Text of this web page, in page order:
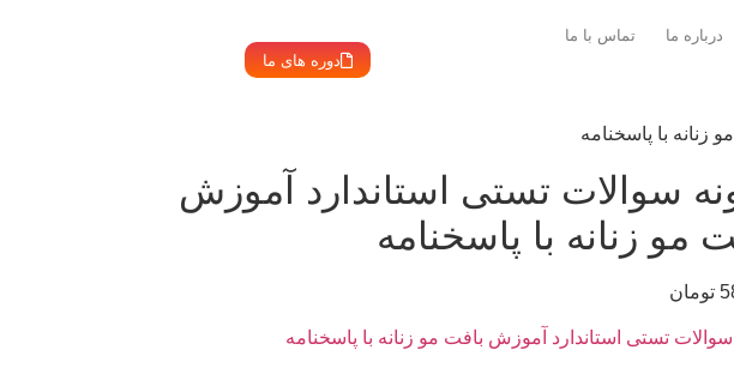
درباره ما تماس با ما
دوره های ما
زنانه با پاسخنامه
سوالات تستی استاندارد آموزش
مو زنانه با پاسخنامه
تومان
سوالات تستی استاندارد آموزش بافت مو زنانه با پاسخنامه